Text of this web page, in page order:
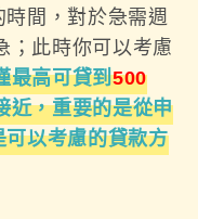
間，對於急需週
；此時你可以考慮
最高可貸到500
近，重要的是從申
可以考慮的貸款方